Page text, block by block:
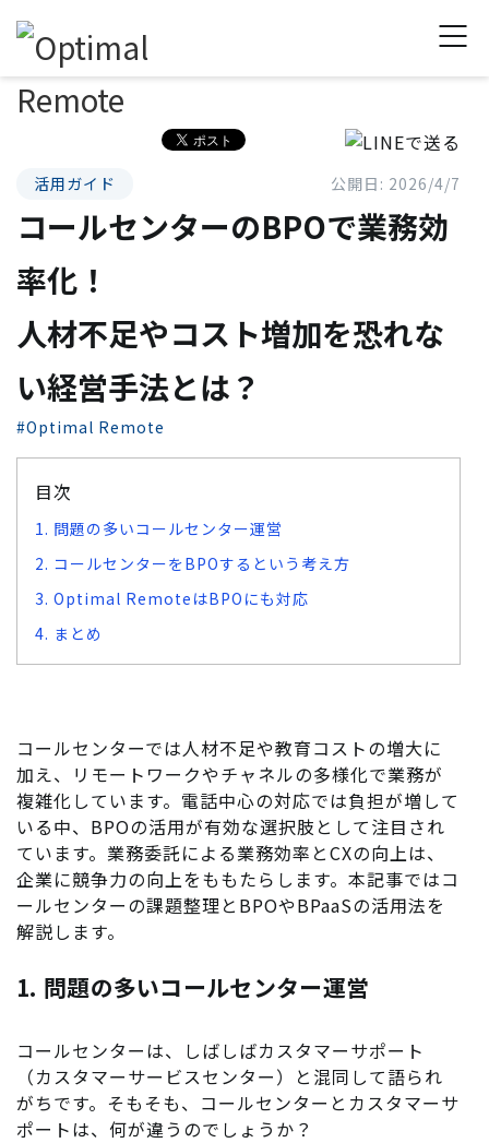
活用ガイド 公開日: 2026/4/7
コールセンターのBPOで業務効
率化！
人材不足やコスト増加を恐れな
い経営手法とは？
#Optimal Remote
目次
1. 問題の多いコールセンター運営
2. コールセンターをBPOするという考え方
3. Optimal RemoteはBPOにも対応
4. まとめ
コールセンターでは人材不足や教育コストの増大に
加え、リモートワークやチャネルの多様化で業務が
複雑化しています。電話中心の対応では負担が増して
いる中、BPOの活用が有効な選択肢として注目され
ています。業務委託による業務効率とCXの向上は、
企業に競争力の向上をももたらします。本記事ではコ
ールセンターの課題整理とBPOやBPaaSの活用法を
解説します。
1. 問題の多いコールセンター運営
コールセンターは、しばしばカスタマーサポート
（カスタマーサービスセンター）と混同して語られ
がちです。そもそも、コールセンターとカスタマーサ
ポートは、何が違うのでしょうか？